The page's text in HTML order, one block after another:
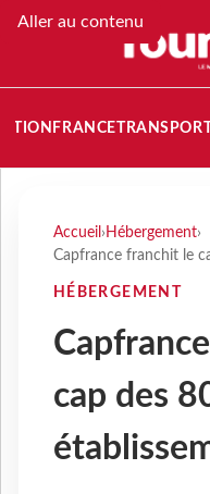
Aller au contenu
FRANCE
Accueil › Hébergement›
Capfrance franchit le
HÉBERGEMENT
cap des